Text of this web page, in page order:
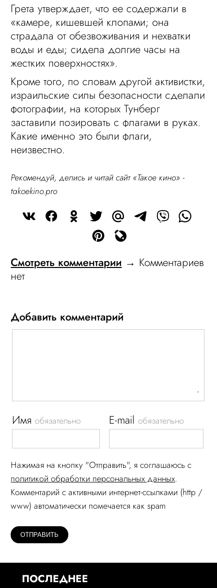
Грета утверждает, что ее содержали в
«камере, кишевшей клопами; она
страдала от обезвоживания и нехватки
воды и еды; сидела долгие часы на
жестких поверхностях».
Кроме того, по словам другой активистки,
израильские силы безопасности сделали
фотографии, на которых Тунберг
заставили позировать с флагами в руках.
Какие именно это были флаги,
неизвестно.
Рекомендуй, делись и читай сайт «Такое кино» -
takoekino.pro
Смотреть комментарии → Комментариев
нет
Добавить комментарий
Имяобязательно E-mailобязательно
Нажимая на кнопку "Отправить", я соглашаюсь c
политикой обработки персональных данных.
Комментарий c активными интернет-ссылками (http /
www) автоматически помечается как spam
ПОСЛЕДНЕЕ